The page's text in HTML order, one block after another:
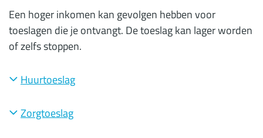
Een hoger inkomen kan gevolgen hebben voor
toeslagen die je ontvangt. De toeslag kan lager worden
of zelfs stoppen.
Huurtoeslag
Zorgtoeslag